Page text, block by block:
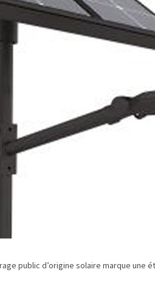
public d’origine solaire marque une